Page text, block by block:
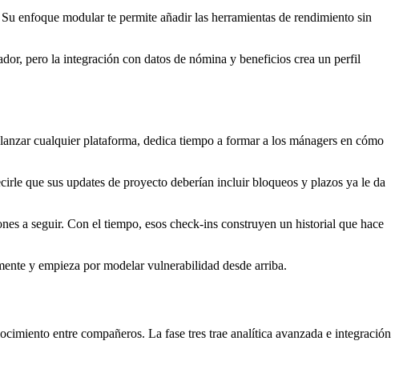
enfoque modular te permite añadir las herramientas de rendimiento sin
pero la integración con datos de nómina y beneficios crea un perfil
cualquier plataforma, dedica tiempo a formar a los mánagers en cómo
que sus updates de proyecto deberían incluir bloqueos y plazos ya le da
a seguir. Con el tiempo, esos check-ins construyen un historial que hace
y empieza por modelar vulnerabilidad desde arriba.
entre compañeros. La fase tres trae analítica avanzada e integración